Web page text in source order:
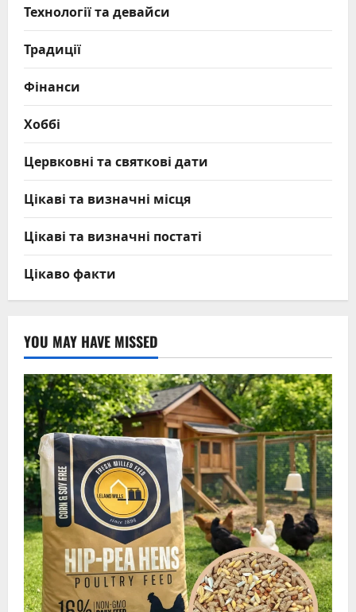
Технології та девайси
Традиції
Фінанси
Хоббі
Цервковні та святкові дати
Цікаві та визначні місця
Цікаві та визначні постаті
Цікаво факти
YOU MAY HAVE MISSED